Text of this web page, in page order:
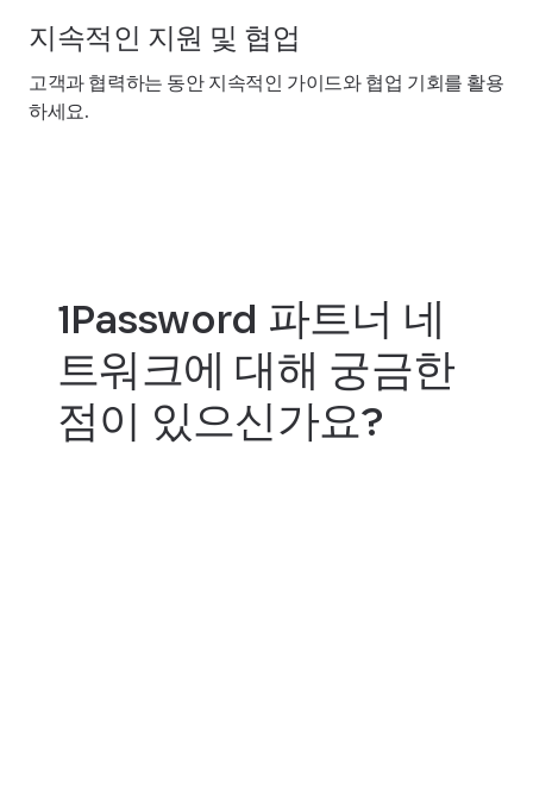
지속적인 지원 및 협업
고객과 협력하는 동안 지속적인 가이드와 협업 기회를 활용
하세요.
1Password 파트너 네
트워크에 대해 궁금한
점이 있으신가요?